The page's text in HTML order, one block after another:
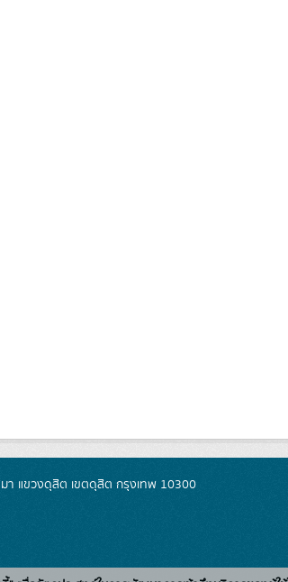
า แขวงดุสิต เขตดุสิต กรุงเทพ 10300